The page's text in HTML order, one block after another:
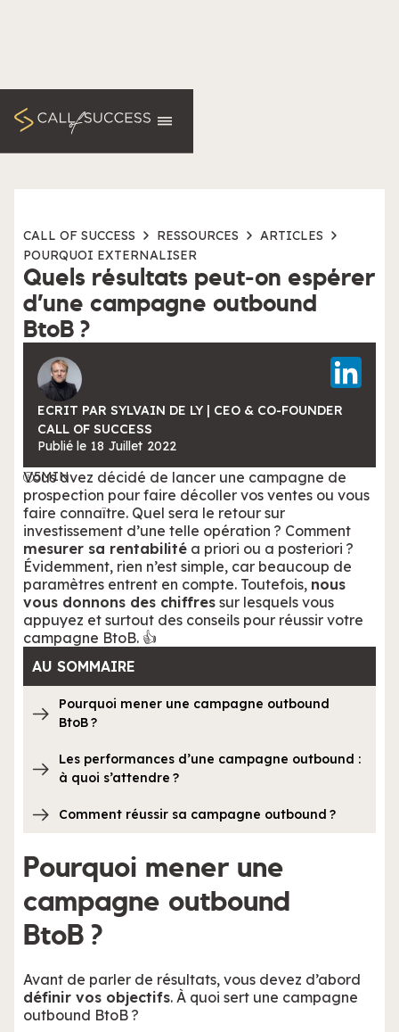
CALL OF SUCCESS RESSOURCES
ARTICLES
POURQUOI EXTERNALISER
Quels résultats peut-on espérer
d’une campagne outbound
BtoB ?
ECRIT PAR SYLVAIN DE LY | CEO & CO-FOUNDER
CALL OF SUCCESS
Publié le 18 Juillet 2022
5MIN
Vous avez décidé de lancer une campagne de
prospection pour faire décoller vos ventes ou vous
faire connaître. Quel sera le retour sur
investissement d’une telle opération ? Comment
mesurer sa rentabilité a priori ou a posteriori ?
Évidemment, rien n’est simple, car beaucoup de
paramètres entrent en compte. Toutefois, nous
vous donnons des chiffres sur lesquels vous
appuyez et surtout des conseils pour réussir votre
campagne BtoB. 👍
AU SOMMAIRE
Pourquoi mener une campagne outbound
BtoB ?
Les performances d’une campagne outbound :
à quoi s’attendre ?
Comment réussir sa campagne outbound ?
Pourquoi mener une
campagne outbound
BtoB ?
Avant de parler de résultats, vous devez d’abord
définir vos objectifs. À quoi sert une campagne
outbound BtoB ?